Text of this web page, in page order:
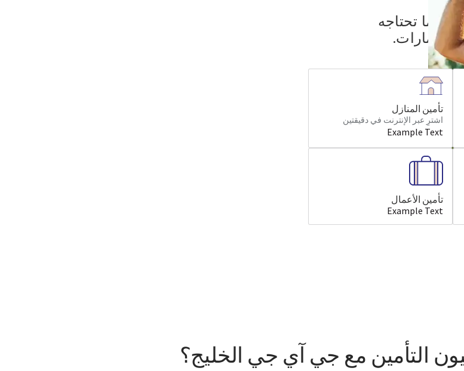
كل ما تحتاجه
الأمارات.
تأمين المنازل
اشترِ عبر الإنترنت في دقيقتين
Example Text
تأمين الأعمال
Example Text
التأمين مع جي آي جي الخليج؟